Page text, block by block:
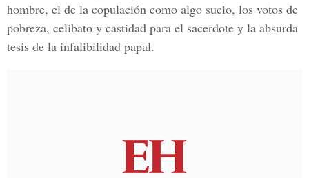
hombre, el de la copulación como algo sucio, los votos de
pobreza, celibato y castidad para el sacerdote y la absurda
tesis de la infalibilidad papal.